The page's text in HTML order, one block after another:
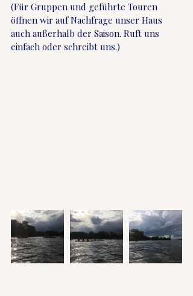
(Für Gruppen und geführte Touren
öffnen wir auf Nachfrage unser Haus
auch außerhalb der Saison. Ruft uns
einfach oder schreibt uns.)